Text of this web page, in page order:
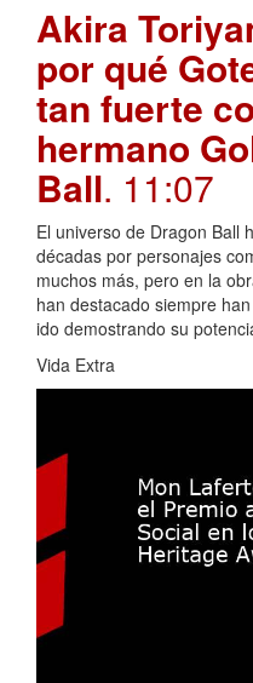
Akira
por qué
tan fuerte
hermano
Ball. 11:07
El universo de Dragon Ball
décadas por personajes
muchos más, pero en la
han destacado siempre
ido demostrando su
Vida Extra